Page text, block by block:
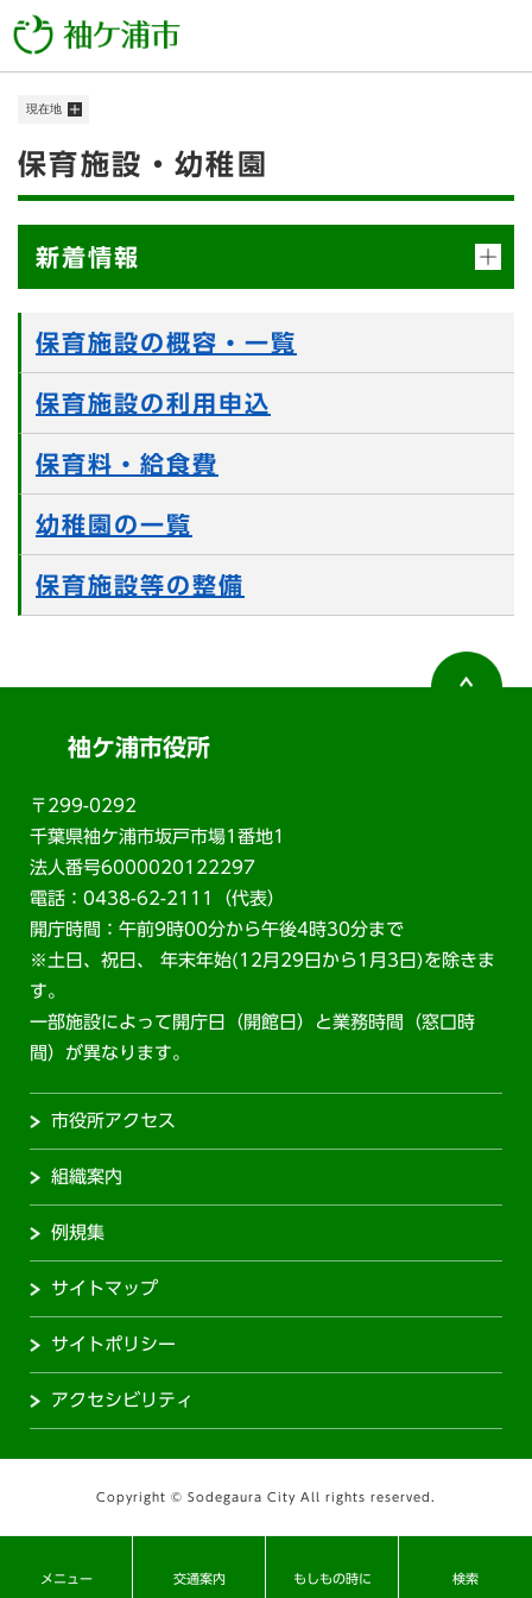
ー
メニューを飛ばして本文へ
交通案内 もしもの時に
メニュー 検索
現在地
本
保育施設・幼稚園
新着情報
保育施設の概容・一覧
保育施設の利用申込
保育料・給食費
幼稚園の一覧
保育施設等の整備
袖ケ浦市役所
〒299-0292
千葉県袖ケ浦市坂戸市場1番地1
法人番号6000020122297
電話：0438-62-2111（代表）
開庁時間：午前9時00分から午後4時30分まで
※土日、祝日、 年末年始(12月29日から1月3日)を除きま
す。
一部施設によって開庁日（開館日）と業務時間（窓口時
間）が異なります。
市役所アクセス
組織案内
例規集
サイトマップ
サイトポリシー
アクセシビリティ
Copyright © Sodegaura City All rights reserved.